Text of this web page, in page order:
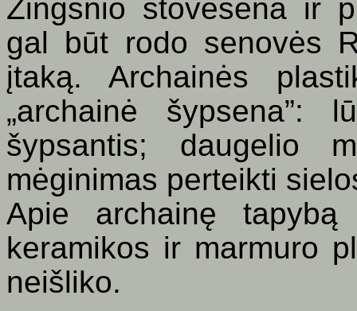
Žingsnio stovėsena ir
gal būt rodo senovės
įtaką. Archainės
„archainė šypsena”:
šypsantis; daugelio
mėginimas perteikti
Apie archainę
keramikos ir marmuro
neišliko.